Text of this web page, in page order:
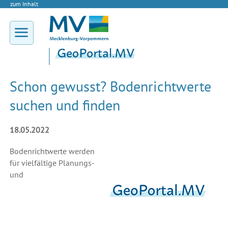
zum Inhalt
Schon gewusst? Bodenrichtwerte
suchen und finden
18.05.2022
Bodenrichtwerte werden
für vielfältige Planungs-
und